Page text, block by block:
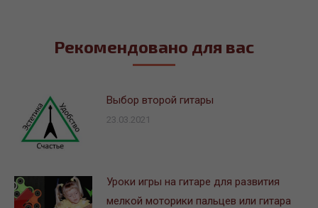
Рекомендовано для вас
Выбор второй гитары
23.03.2021
Уроки игры на гитаре для развития
мелкой моторики пальцев или гитара